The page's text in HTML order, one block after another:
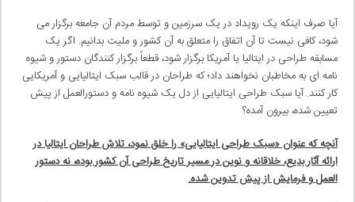
آیا صرف اینکه یک رویداد در یک سرزمین و توسط مردم آن جامعه برگزار می
شود، کافی نیست تا آن اتفاق را متعلق به آن کشور و ملیت بدانیم. اگر یک
مسابقه طراحی در ایتالیا یا آمریکا برگزار شود، قطعاً برگزار کنندگان دستور و شیوه
نامه ای به مخاطبان نخواهند داد؛ که طراحان در قالب سبک ایتالیایی و آمریکایی
کار کنند. آیا سبک طراحی ایتالیایی از دل یک شیوه نامه و دستورالعمل از پیش
تعیین شده، بیرون آمده؟
آنچه که عنوان «سبک طراحی ایتالیایی» را خلق نمود، تلاش طراحان ایتالیا در
ارائه آثار بدیع، خلاقانه و نوین در مسیر تاریخ طراحی آن کشور بوده، نه دستور
العمل و فرمایش از پیش تدوین شده.